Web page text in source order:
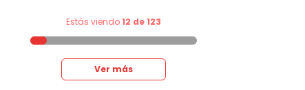
Estás viendo12 de 123
Ver más